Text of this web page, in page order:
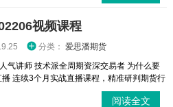
视频课程
分类： 爱思潘期货
气讲师 技术派全周期资深交易者 为什么要
连续3个月实战直播课程，精准研判期货行
阅读全文